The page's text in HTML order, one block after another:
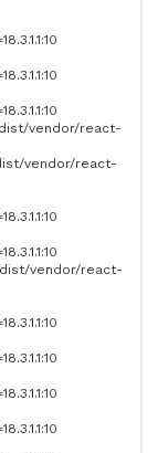
:10
:10
:10
vendor/react-
vendor/react-
:10
:10
vendor/react-
:10
:10
:10
:10